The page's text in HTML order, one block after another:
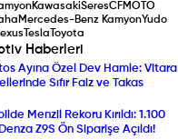
KawasakiSeresCFMOTO
Mercedes-Benz KamyonYudo
Tesla Toyota
Haberleri
Ayına Özel Dev Hamle: Vitara
Sıfır Faiz ve Takas
Menzil Rekoru Kırıldı: 1.100
Z9S Ön Siparişe Açıldı!